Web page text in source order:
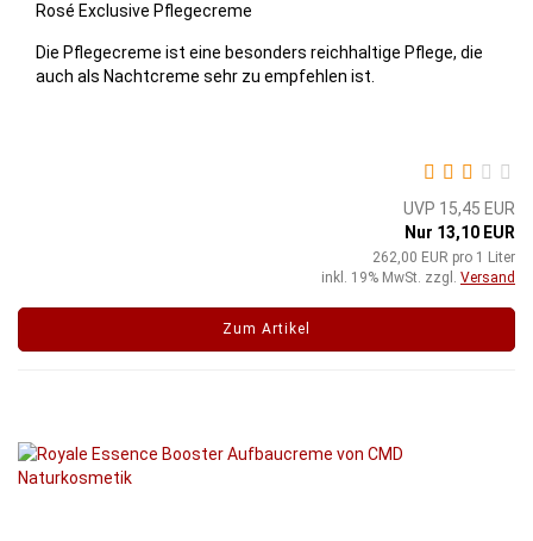
Rosé Exclusive Pflegecreme
Die Pflegecreme ist eine besonders reichhaltige Pflege, die
auch als Nachtcreme sehr zu empfehlen ist.
UVP 15,45 EUR
Nur 13,10 EUR
262,00 EUR pro 1 Liter
inkl. 19% MwSt. zzgl. Versand
Zum Artikel